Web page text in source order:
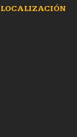
LOCALIZACIÓN